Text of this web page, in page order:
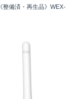
《整備済・再生品》